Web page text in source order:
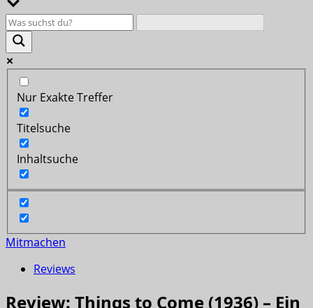
Nur Exakte Treffer
Titelsuche
Inhaltsuche
Mitmachen
Reviews
Review: Things to Come (1936) – Ein